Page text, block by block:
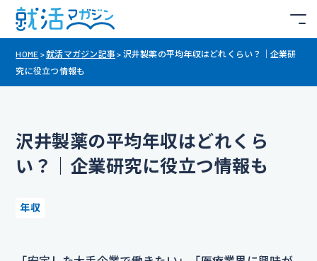
HOME >就活マガジン記事 > 沢井製薬の平均年収はどれくらい？｜企業研
究に役立つ情報も
沢井製薬の平均年収はどれくら
い？｜企業研究に役立つ情報も
年収